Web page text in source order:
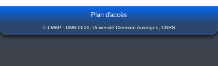
Plan d'accès
© LMBP - UMR 6620, Université Clermont Auvergne, CNRS